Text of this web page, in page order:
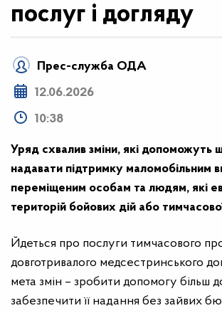
послуг і догляду
Прес-служба ОДА
12.06.2026
10:38
Уряд схвалив зміни, які допоможуть
надавати підтримку маломобільним
переміщеним особам та людям, які
територій бойових дій або
Йдеться про послуги тимчасового
довготривалого медсестринського
мета змін – зробити допомогу більш
забезпечити її надання без зайвих